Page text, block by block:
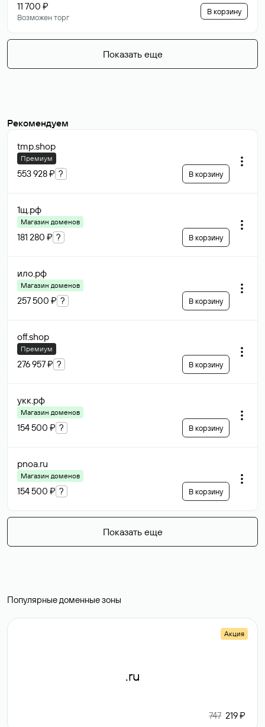
11 700 ₽
Возможен торг
В корзину
Показать еще
Рекомендуем
tmp.shop
Премиум
553 928 ₽ ? В корзину
1щ.рф
Магазин доменов
181 280 ₽ ? В корзину
ило.рф
Магазин доменов
257 500 ₽ ? В корзину
off.shop
Премиум
276 957 ₽ ? В корзину
укк.рф
Магазин доменов
154 500 ₽ ? В корзину
pnoa.ru
Магазин доменов
154 500 ₽ ? В корзину
Показать еще
Популярные доменные зоны
Акция
.ru
747 219 ₽